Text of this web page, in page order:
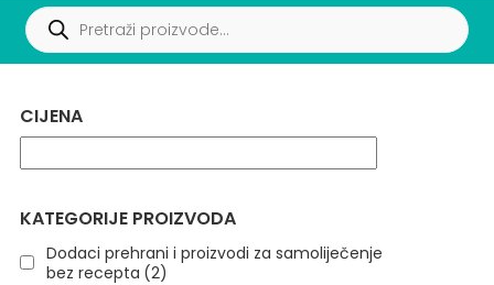
CIJENA
KATEGORIJE PROIZVODA
Dodaci prehrani i proizvodi za samoliječenje
bez recepta (2)